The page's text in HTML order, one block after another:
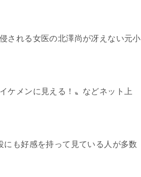
される女医の北澤尚が冴えない元小
ケメンに見える！〟などネット上
も好感を持って見ている人が多数